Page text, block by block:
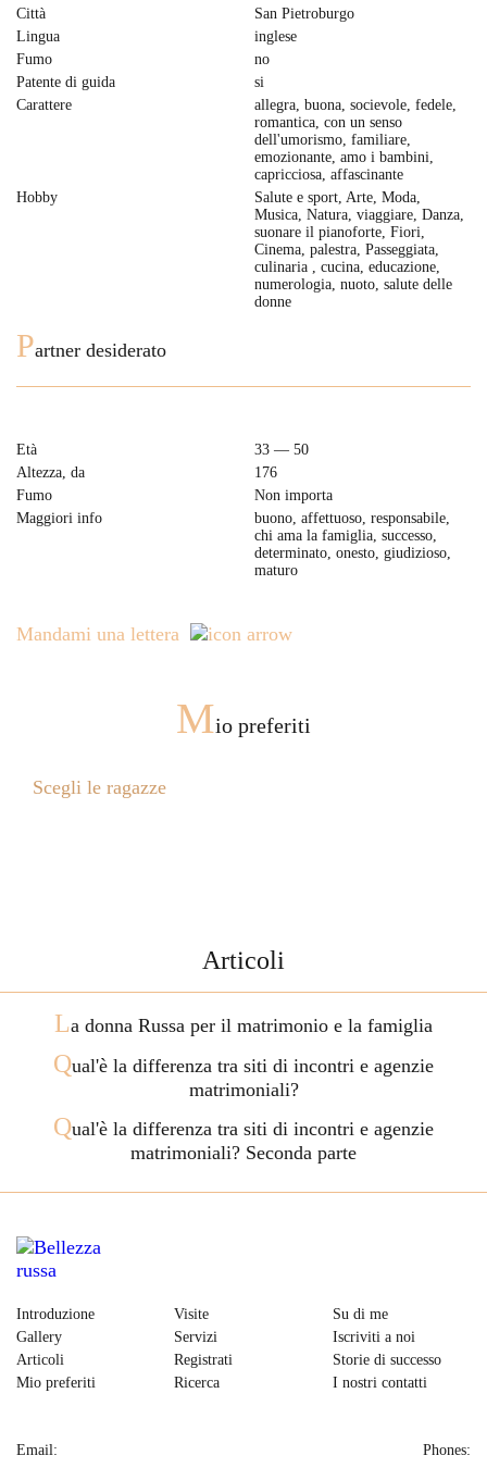
Città
San Pietroburgo
Lingua
inglese
Fumo
no
Patente di guida
si
Carattere
allegra, buona, socievole, fedele,
romantica, con un senso
dell'umorismo, familiare,
emozionante, amo i bambini,
capricciosa, affascinante
Hobby
Salute e sport, Arte, Moda,
Musica, Natura, viaggiare, Danza,
suonare il pianoforte, Fiori,
Cinema, palestra, Passeggiata,
culinaria , cucina, educazione,
numerologia, nuoto, salute delle
donne
Partner desiderato
Età
33 — 50
Altezza, da
176
Fumo
Non importa
Maggiori info
buono, affettuoso, responsabile,
chi ama la famiglia, successo,
determinato, onesto, giudizioso,
maturo
Mandami una lettera
Mio preferiti
Scegli le ragazze
Articoli
La donna Russa per il matrimonio e la famiglia
Qual'è la differenza tra siti di incontri e agenzie
matrimoniali?
Qual'è la differenza tra siti di incontri e agenzie
matrimoniali? Seconda parte
Introduzione
Gallery
Articoli
Mio preferiti
Visite
Servizi
Registrati
Ricerca
Su di me
Iscriviti a noi
Storie di successo
I nostri contatti
Email: Phones: